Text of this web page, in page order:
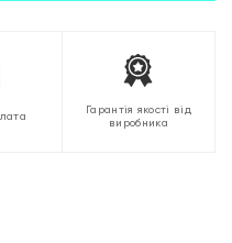
Гарантія якості від
виробника